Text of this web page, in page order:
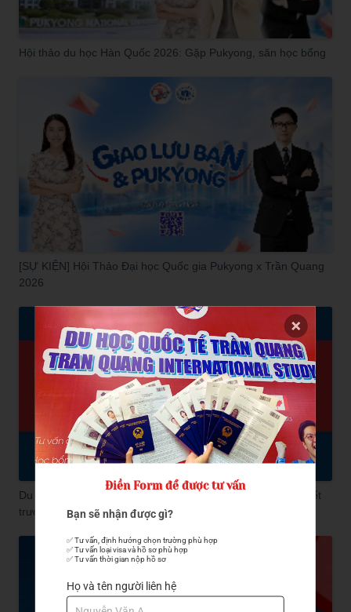
Hội thảo du học Hàn Quốc 2026: Gặp Pukyong, săn học bổng
[SỰ KIỆN] Hội Thảo Đại học Quốc gia Pukyong x Trần Quang
2026
Du học tiếng Hàn D4-1 có dễ không? Tất tần tật bạn cần biết
trước khi apply
Điền Form để được tư vấn
Bạn sẽ nhận được gì?
✅ Tư vấn, định hướng chọn trường phù hợp
✅ Tư vấn loại visa và hồ sơ phù hợp
✅ Tư vấn thời gian nộp hồ sơ
Họ và tên người liên hệ